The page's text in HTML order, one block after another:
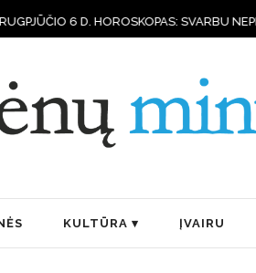
HOROSKOPAS: SVARBU NEPERŽENGTI
KULTŪRA ĮVAIRU